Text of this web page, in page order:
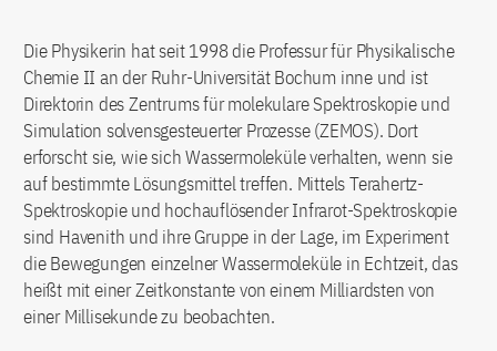
Die Physikerin hat seit 1998 die Professur für Physikalische
Chemie II an der Ruhr-Universität Bochum inne und ist
Direktorin des Zentrums für molekulare Spektroskopie und
Simulation solvensgesteuerter Prozesse (ZEMOS). Dort
erforscht sie, wie sich Wassermoleküle verhalten, wenn sie
auf bestimmte Lösungsmittel treffen. Mittels Terahertz-
Spektroskopie und hochauflösender Infrarot-Spektroskopie
sind Havenith und ihre Gruppe in der Lage, im Experiment
die Bewegungen einzelner Wassermoleküle in Echtzeit, das
heißt mit einer Zeitkonstante von einem Milliardsten von
einer Millisekunde zu beobachten.